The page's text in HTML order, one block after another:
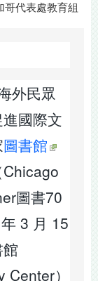
哥代表處教育組
外民眾
國際文
圖書館
圖書70
3 月 15
）